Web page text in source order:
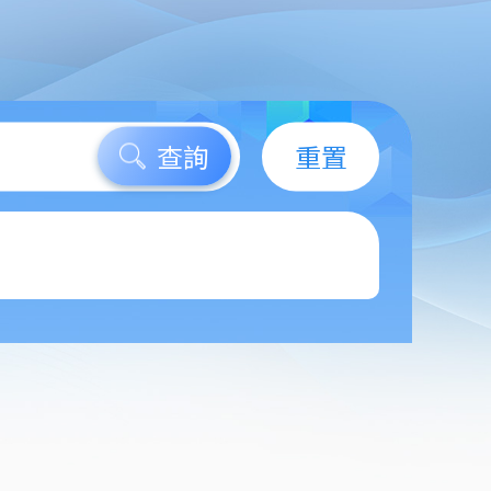
查詢 重置